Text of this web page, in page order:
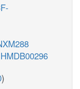
HMDB00296
)